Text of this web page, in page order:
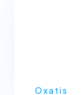
Oxatis